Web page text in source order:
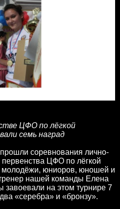
ЦФО по лёгкой
семь наград
соревнования лично-
ЦФО по лёгкой
молодёжи, юниоров, юношей и
нашей команды Елена
завоевали на этом турнире 7
«серебра» и «бронзу».